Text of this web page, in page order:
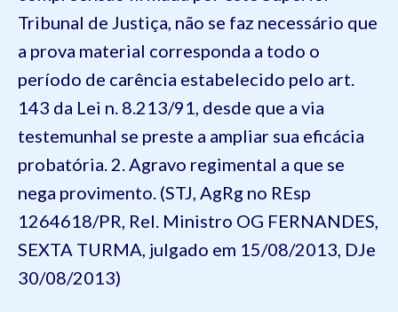
Tribunal de Justiça, não se faz necessário que
a prova material corresponda a todo o
período de carência estabelecido pelo art.
143 da Lei n. 8.213/91, desde que a via
testemunhal se preste a ampliar sua eficácia
probatória. 2. Agravo regimental a que se
nega provimento. (STJ, AgRg no REsp
1264618/PR, Rel. Ministro OG FERNANDES,
SEXTA TURMA, julgado em 15/08/2013, DJe
30/08/2013)